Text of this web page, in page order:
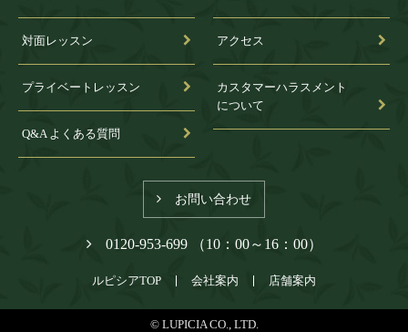
対面レッスン
プライベートレッスン
Q&A よくある質問
アクセス
カスタマーハラスメント
について
お問い合わせ
0120-953-699 （10：00～16：00）
ルピシアTOP 会社案内 店舗案内
© LUPICIA CO., LTD.